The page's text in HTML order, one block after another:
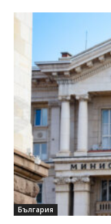
България